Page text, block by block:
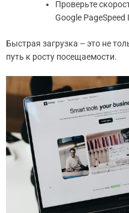
Проверьте
Google
Быстрая загрузка – это не
путь к росту посещаемости.